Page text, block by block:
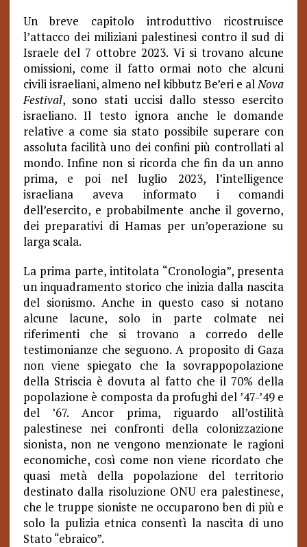
Un breve capitolo introduttivo ricostruisce
l’attacco dei miliziani palestinesi contro il sud di
Israele del 7 ottobre 2023. Vi si trovano alcune
omissioni, come il fatto ormai noto che alcuni
civili israeliani, almeno nel kibbutz Be’eri e alNova
Festival, sono stati uccisi dallo stesso esercito
israeliano. Il testo ignora anche le domande
relative a come sia stato possibile superare con
assoluta facilità uno dei confini più controllati al
mondo. Infine non si ricorda che fin da un anno
prima, e poi nel luglio 2023, l’intelligence
israeliana aveva informato i comandi
dell’esercito, e probabilmente anche il governo,
dei preparativi di Hamas per un’operazione su
larga scala.
La prima parte, intitolata “Cronologia”, presenta
un inquadramento storico che inizia dalla nascita
del sionismo. Anche in questo caso si notano
alcune lacune, solo in parte colmate nei
riferimenti che si trovano a corredo delle
testimonianze che seguono. A proposito di Gaza
non viene spiegato che la sovrappopolazione
della Striscia è dovuta al fatto che il 70% della
popolazione è composta da profughi del ’47-’49 e
del ’67. Ancor prima, riguardo all’ostilità
palestinese nei confronti della colonizzazione
sionista, non ne vengono menzionate le ragioni
economiche, così come non viene ricordato che
quasi metà della popolazione del territorio
destinato dalla risoluzione ONU era palestinese,
che le truppe sioniste ne occuparono ben di più e
solo la pulizia etnica consentì la nascita di uno
Stato “ebraico”.